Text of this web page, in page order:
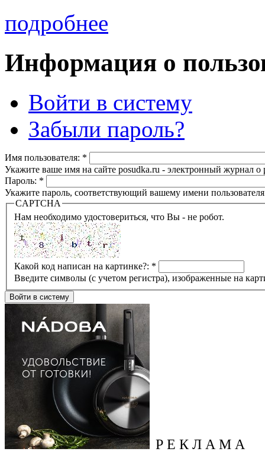
подробнее
Информация о
Войти в систему
Забыли пароль?
Имя пользователя: *
Укажите ваше имя на сайте posudka.ru - электронный журнал
Пароль: *
Укажите пароль, соответствующий вашему имени
CAPTCHA
Нам необходимо удостовериться, что Вы - не робот.
Какой код написан на картинке?: *
Введите символы (с учетом регистра), изображенные на
Р Е К Л А М А